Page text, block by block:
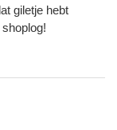
giletje hebt